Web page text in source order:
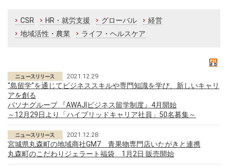
CSR HR・就労支援 グローバル
経営
地域活性・農業
ライフ・ヘルスケア
2021.12.29
“島留学”を通じてビジネススキルや専門知識を学び、新しいキャリ
アを創る
パソナグループ 『AWAJIビジネス留学制度』4月開始
～12月29日より「ハイブリッドキャリア社員」50名募集～
2021.12.28
宮城県丸森町の地域商社GM7 青果物専門店いたがきと連携
丸森町のこだわりジェラート福袋 1月2日 販売開始